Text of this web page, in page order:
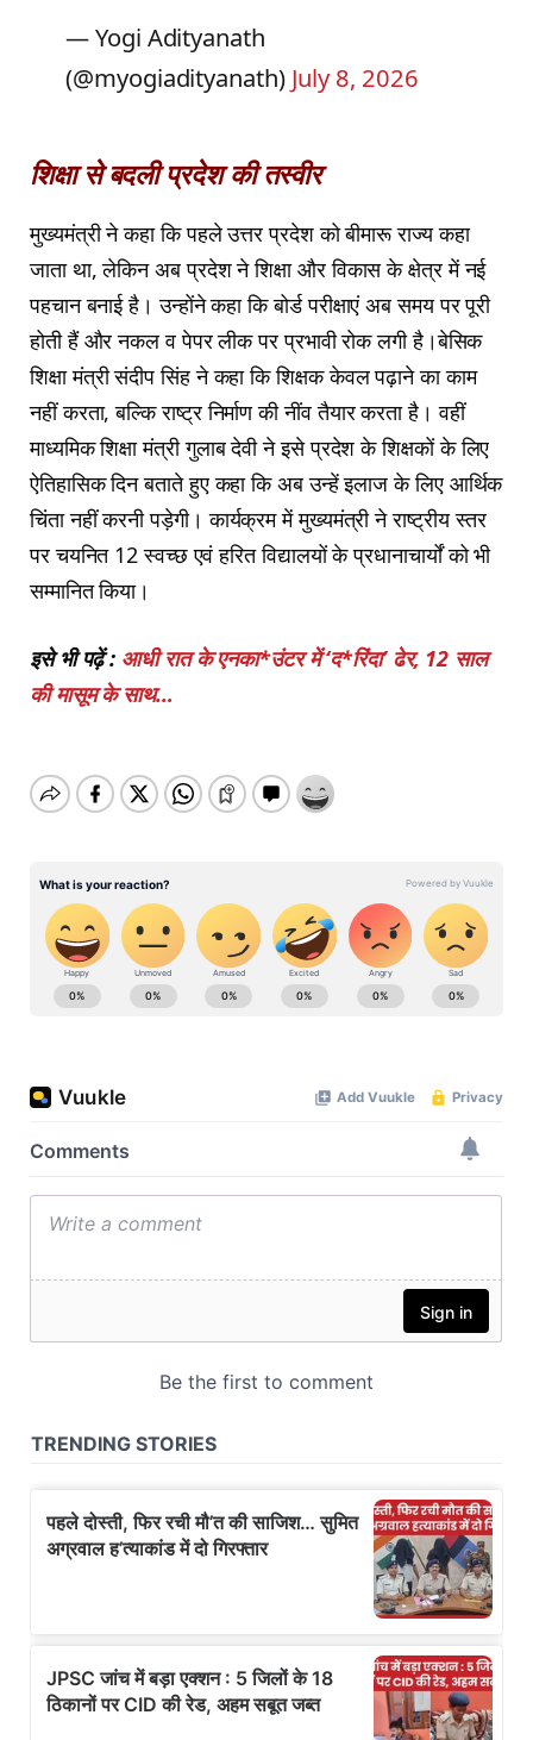
— Yogi Adityanath
(@myogiadityanath) July 8, 2026
शिक्षा से बदली प्रदेश की तस्वीर
मुख्यमंत्री ने कहा कि पहले उत्तर प्रदेश को बीमारू राज्य कहा
जाता था, लेकिन अब प्रदेश ने शिक्षा और विकास के क्षेत्र में नई
पहचान बनाई है। उन्होंने कहा कि बोर्ड परीक्षाएं अब समय पर पूरी
होती हैं और नकल व पेपर लीक पर प्रभावी रोक लगी है।बेसिक
शिक्षा मंत्री संदीप सिंह ने कहा कि शिक्षक केवल पढ़ाने का काम
नहीं करता, बल्कि राष्ट्र निर्माण की नींव तैयार करता है। वहीं
माध्यमिक शिक्षा मंत्री गुलाब देवी ने इसे प्रदेश के शिक्षकों के लिए
ऐतिहासिक दिन बताते हुए कहा कि अब उन्हें इलाज के लिए आर्थिक
चिंता नहीं करनी पड़ेगी। कार्यक्रम में मुख्यमंत्री ने राष्ट्रीय स्तर
पर चयनित 12 स्वच्छ एवं हरित विद्यालयों के प्रधानाचार्यों को भी
सम्मानित किया।
इसे भी पढ़ें : आधी रात के एनका*उंटर में ‘द*रिंदा’ ढेर, 12 साल
की मासूम के साथ…